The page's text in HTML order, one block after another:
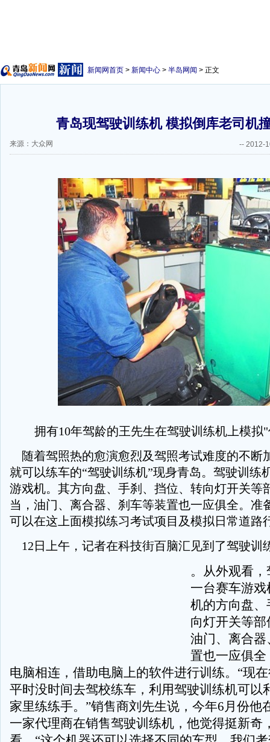
新闻网首页 > 新闻中心 > 半岛网闻 > 正文
青岛现驾驶训练机 模拟倒库老司机
来源：大众网 -- 2012-
拥有10年驾龄的王先生在驾驶训练机上模拟
随着驾照热的愈演愈烈及驾照考试难度的不断
就可以练车的“驾驶训练机”现身青岛。驾驶训练
游戏机。其方向盘、手刹、挡位、转向灯开关等
当，油门、离合器、刹车等装置也一应俱全。准
可以在这上面模拟练习考试项目及模拟日常道路
12日上午，记者在科技街百脑汇见到了驾驶训
。从外观看
一台赛车游
机的方向盘
向灯开关等
油门、离合
置也一应俱
电脑相连，借助电脑上的软件进行训练。“现
平时没时间去驾校练车，利用驾驶训练机可以
家里练练手。”销售商刘先生说，今年6月份他
一家代理商在销售驾驶训练机，他觉得挺新奇